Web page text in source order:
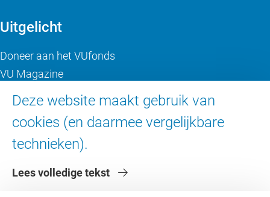
Deze website maakt gebruik van
cookies (en daarmee vergelijkbare
technieken).
Lees volledige tekst
Uitgelicht
Doneer aan het VUfonds
VU Magazine
Over de VU
Contact en route